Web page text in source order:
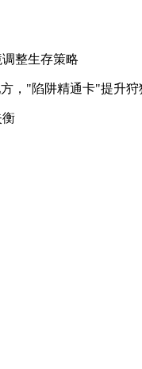
整生存策略
，"陷阱精通卡"提升狩
衡